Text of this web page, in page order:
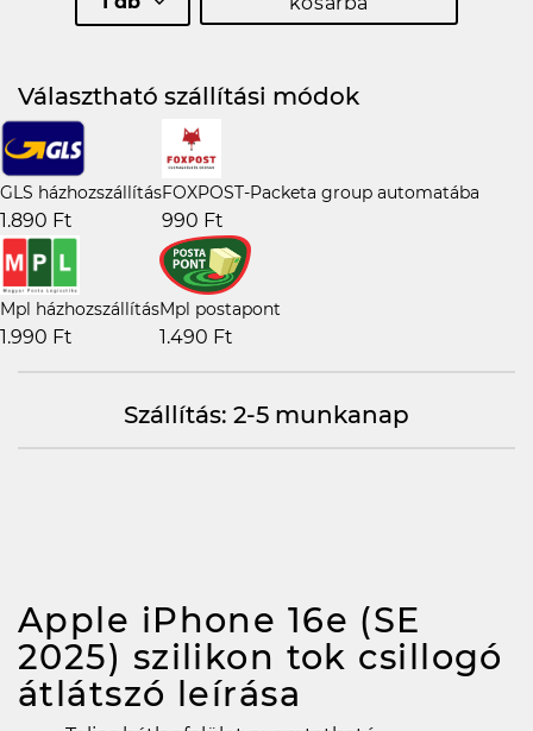
Választható szállítási módok
GLS házhozszállítás
1.890 Ft
FOXPOST-Packeta group automatába
990 Ft
Mpl házhozszállítás
1.990 Ft
Mpl postapont
1.490 Ft
Szállítás: 2-5 munkanap
Apple iPhone 16e (SE
2025) szilikon tok csillogó
átlátszó leírása